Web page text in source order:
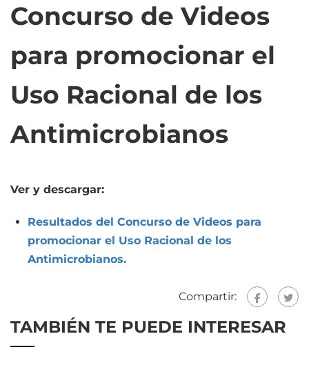
Concurso de Videos
para promocionar el
Uso Racional de los
Antimicrobianos
Ver y descargar:
Resultados del Concurso de Videos para
promocionar el Uso Racional de los
Antimicrobianos.
Compartir:
TAMBIÉN TE PUEDE INTERESAR